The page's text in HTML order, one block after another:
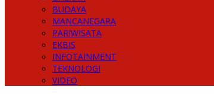
BUDAYA
MANCANEGARA
PARIWISATA
EKBIS
INFOTAINMENT
TEKNOLOGI
VIDEO